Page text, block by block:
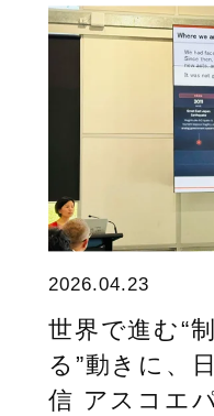
2026.04.23
世界で進む“
る”動きに、
信 アスコエ